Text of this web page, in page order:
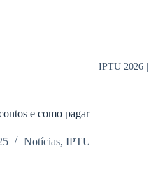
IPTU 2026 |
e como pagar
Notícias, IPTU